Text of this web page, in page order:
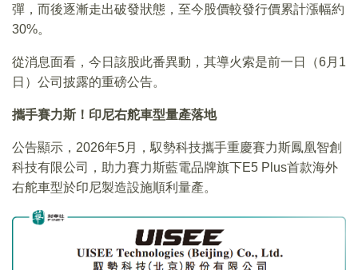
彈，而後逐漸走出破發狀態，至今股價較發行價累計漲幅約
30%。
從消息面看，今日該股此番異動，其導火索是前一日（6月1
日）公司披露的重磅公告。
攜手賽力斯！印尼右舵車型量產落地
公告顯示，2026年5月，馭勢科技攜手重慶賽力斯鳳凰智創
科技有限公司，助力賽力斯藍電品牌旗下E5 Plus首款海外
右舵車型於印尼製造設施順利量產。